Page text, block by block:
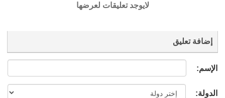
لايوجد تعليقات لعرضها
إضافة تعليق
الإسم:
الدولة: